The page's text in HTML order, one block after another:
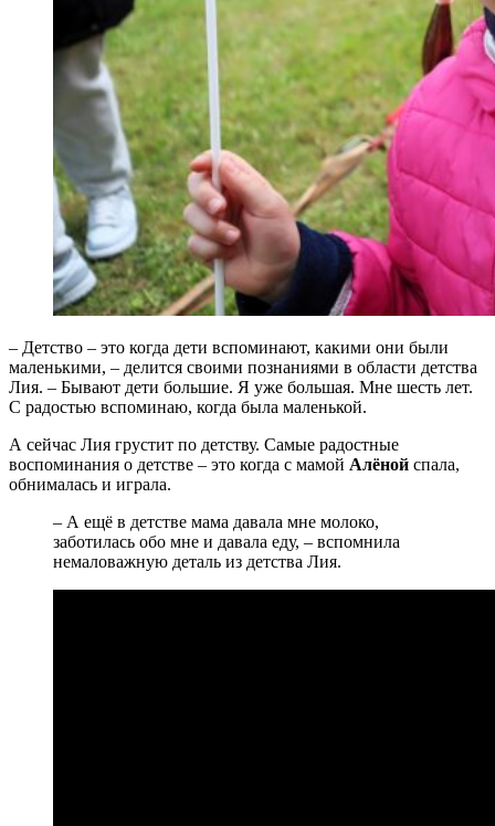
– Детство – это когда дети вспоминают, какими они были
маленькими, – делится своими познаниями в области детства
Лия. – Бывают дети большие. Я уже большая. Мне шесть лет.
С радостью вспоминаю, когда была маленькой.
А сейчас Лия грустит по детству. Самые радостные
воспоминания о детстве – это когда с мамой Алёной спала,
обнималась и играла.
– А ещё в детстве мама давала мне молоко,
заботилась обо мне и давала еду, – вспомнила
немаловажную деталь из детства Лия.